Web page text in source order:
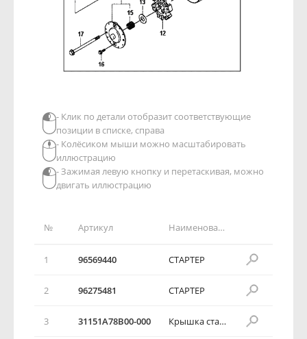
№ Артикул Наименование детали
1 96569440 СТАРТЕР
2 96275481 СТАРТЕР
3 31151A78B00-000 Крышка стартера со стороны привода
- Клик по детали отобразит соответствующие
позиции в списке, справа
- Колёсиком мыши можно масштабировать
иллюстрацию
- Зажимая левую кнопку и перетаскивая, можно
двигать иллюстрацию